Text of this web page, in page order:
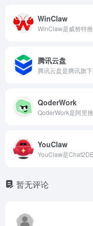
WinClaw
腾讯云盘
QoderWork
YouClaw
暂无评论